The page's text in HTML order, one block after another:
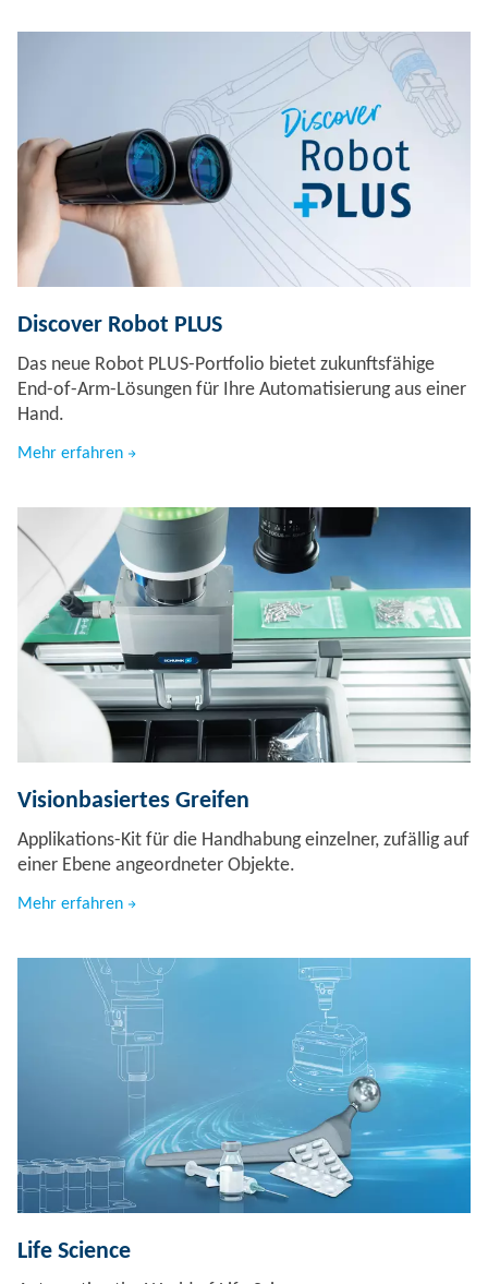
Discover Robot PLUS
Das neue Robot PLUS-Portfolio bietet zukunftsfähige
End-of-Arm-Lösungen für Ihre Automatisierung aus einer
Hand.
Mehr erfahren
Visionbasiertes Greifen
Applikations-Kit für die Handhabung einzelner, zufällig auf
einer Ebene angeordneter Objekte.
Mehr erfahren
Life Science